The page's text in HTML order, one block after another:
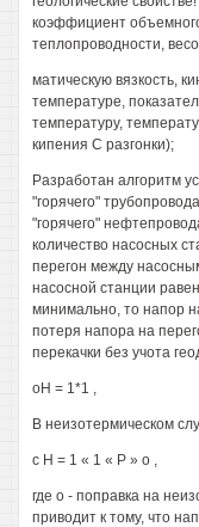
коэффициент
теплопроводности,
матическую вязкость,
температуре,
температуру,
кипения С разгонки);
Разработан алгоритм
"горячего"
"горячего"
количество насосных
перегон между
насосной станции
минимально, то напор
потеря напора на
перекачки без учота
оН = 1*1 ,
В неизотермическом
с Н = 1 « 1 « Р » о ,
где о - поправка на
приводит к тому, что